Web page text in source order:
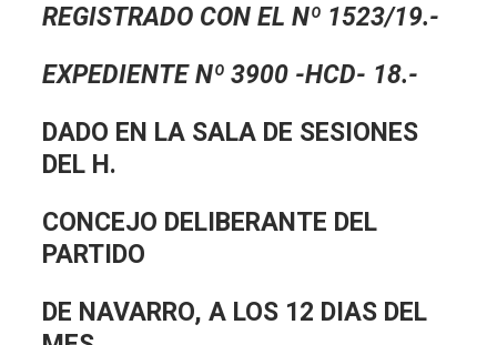
REGISTRADO CON EL Nº 1523/19.-
EXPEDIENTE Nº 3900 -HCD- 18.-
DADO EN LA SALA DE SESIONES
DEL H.
CONCEJO DELIBERANTE DEL
PARTIDO
DE NAVARRO, A LOS 12 DIAS DEL